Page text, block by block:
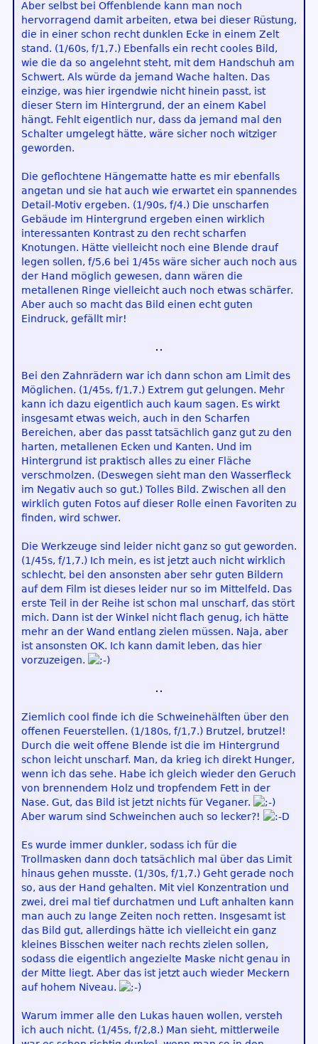
Aber selbst bei Offenblende kann man noch
hervorragend damit arbeiten, etwa bei dieser Rüstung,
die in einer schon recht dunklen Ecke in einem Zelt
stand. (1/60s, f/1,7.) Ebenfalls ein recht cooles Bild,
wie die da so angelehnt steht, mit dem Handschuh am
Schwert. Als würde da jemand Wache halten. Das
einzige, was hier irgendwie nicht hinein passt, ist
dieser Stern im Hintergrund, der an einem Kabel
hängt. Fehlt eigentlich nur, dass da jemand mal den
Schalter umgelegt hätte, wäre sicher noch witziger
geworden.
Die geflochtene Hängematte hatte es mir ebenfalls
angetan und sie hat auch wie erwartet ein spannendes
Detail-Motiv ergeben. (1/90s, f/4.) Die unscharfen
Gebäude im Hintergrund ergeben einen wirklich
interessanten Kontrast zu den recht scharfen
Knotungen. Hätte vielleicht noch eine Blende drauf
legen sollen, f/5,6 bei 1/45s wäre sicher auch noch aus
der Hand möglich gewesen, dann wären die
metallenen Ringe vielleicht auch noch etwas schärfer.
Aber auch so macht das Bild einen echt guten
Eindruck, gefällt mir!
Bei den Zahnrädern war ich dann schon am Limit des
Möglichen. (1/45s, f/1,7.) Extrem gut gelungen. Mehr
kann ich dazu eigentlich auch kaum sagen. Es wirkt
insgesamt etwas weich, auch in den Scharfen
Bereichen, aber das passt tatsächlich ganz gut zu den
harten, metallenen Ecken und Kanten. Und im
Hintergrund ist praktisch alles zu einer Fläche
verschmolzen. (Deswegen sieht man den Wasserfleck
im Negativ auch so gut.) Tolles Bild. Zwischen all den
wirklich guten Fotos auf dieser Rolle einen Favoriten zu
finden, wird schwer.
Die Werkzeuge sind leider nicht ganz so gut geworden.
(1/45s, f/1,7.) Ich mein, es ist jetzt auch nicht wirklich
schlecht, bei den ansonsten aber sehr guten Bildern
auf dem Film ist dieses leider nur so im Mittelfeld. Das
erste Teil in der Reihe ist schon mal unscharf, das stört
mich. Dann ist der Winkel nicht flach genug, ich hätte
mehr an der Wand entlang zielen müssen. Naja, aber
ist ansonsten OK. Ich kann damit leben, das hier
vorzuzeigen.
Ziemlich cool finde ich die Schweinehälften über den
offenen Feuerstellen. (1/180s, f/1,7.) Brutzel, brutzel!
Durch die weit offene Blende ist die im Hintergrund
schon leicht unscharf. Man, da krieg ich direkt Hunger,
wenn ich das sehe. Habe ich gleich wieder den Geruch
von brennendem Holz und tropfendem Fett in der
Nase. Gut, das Bild ist jetzt nichts für Veganer.
Aber warum sind Schweinchen auch so lecker?!
Es wurde immer dunkler, sodass ich für die
Trollmasken dann doch tatsächlich mal über das Limit
hinaus gehen musste. (1/30s, f/1,7.) Geht gerade noch
so, aus der Hand gehalten. Mit viel Konzentration und
zwei, drei mal tief durchatmen und Luft anhalten kann
man auch zu lange Zeiten noch retten. Insgesamt ist
das Bild gut, allerdings hätte ich vielleicht ein ganz
kleines Bisschen weiter nach rechts zielen sollen,
sodass die eigentlich angezielte Maske nicht genau in
der Mitte liegt. Aber das ist jetzt auch wieder Meckern
auf hohem Niveau.
Warum immer alle den Lukas hauen wollen, versteh
ich auch nicht. (1/45s, f/2,8.) Man sieht, mittlerweile